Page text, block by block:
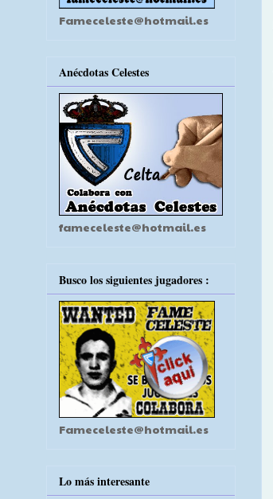
Fameceleste@hotmail.es
Anécdotas Celestes
fameceleste@hotmail.es
Busco los siguientes jugadores :
Fameceleste@hotmail.es
Lo más interesante